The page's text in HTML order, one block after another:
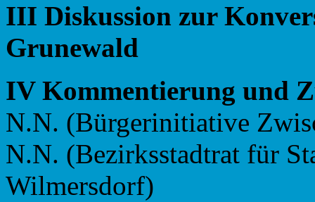
III Diskussion zur
Grunewald
IV Kommentierung und
N.N. (Bürgerinitiative
N.N. (Bezirksstadtrat für
Wilmersdorf)